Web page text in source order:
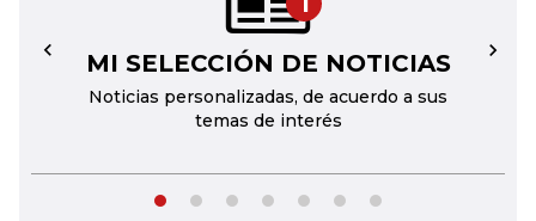
MI SELECCIÓN DE NOTICIAS
Noticias personalizadas, de acuerdo a sus
temas de interés
← →